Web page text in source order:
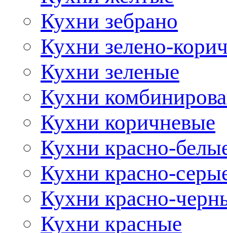
Кухни зебрано
Кухни зелено-
Кухни зеленые
Кухни
Кухни коричневые
Кухни красно-
Кухни красно-
Кухни красно-
Кухни красные